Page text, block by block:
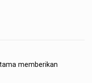
memberikan